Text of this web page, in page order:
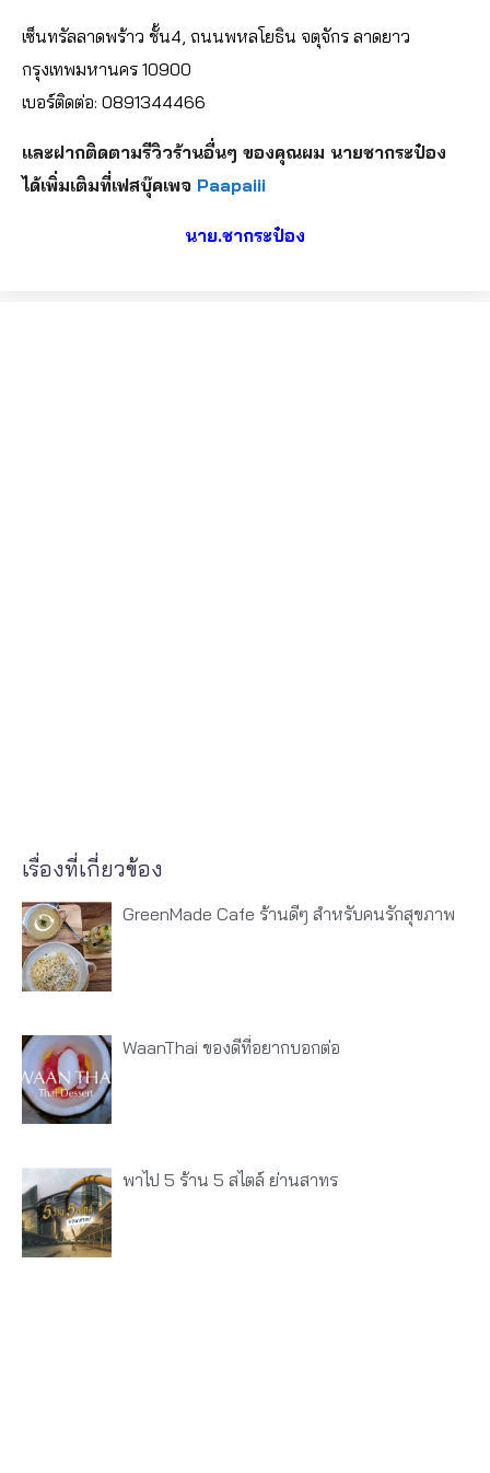
เซ็นทรัลลาดพร้าว ชั้น4, ถนนพหลโยธิน จตุจักร ลาดยาว
กรุงเทพมหานคร 10900
เบอร์ติดต่อ: 0891344466
และฝากติดตามรีวิวร้านอื่นๆ ของคุณผม นายชากระป๋อง
ได้เพิ่มเติมที่เฟสบุ๊คเพจ Paapaiii
นาย.ชากระป๋อง
เรื่องที่เกี่ยวข้อง
GreenMade Cafe ร้านดีๆ สำหรับคนรักสุขภาพ
WaanThai ของดีที่อยากบอกต่อ
พาไป 5 ร้าน 5 สไตล์ ย่านสาทร